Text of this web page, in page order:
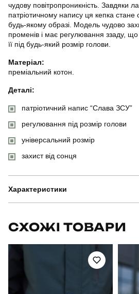
чудову повітропроникність. Завдяки
патріотичному напису ця кепка
будь-якому образі. Модель чудово
променів і має регулювання ззаду,
її під будь-який розмір голови.
Матеріал:
преміальний котон.
Деталі:
патріотичний напис “Слава ЗСУ”
регулювання під розмір голови
універсальний розмір
захист від сонця
Характеристики
Призначення
СХОЖІ ТОВАРИ